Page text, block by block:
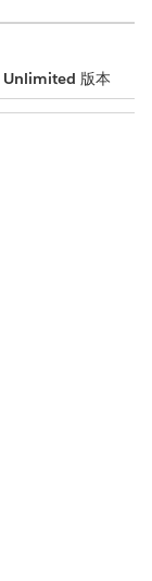
Unlimited 版本